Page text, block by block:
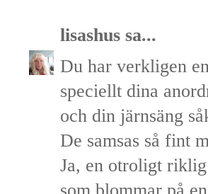
lisashus sa...
Du har verkligen
speciellt dina
och din järnsäng
De samsas så fint
Ja, en otroligt